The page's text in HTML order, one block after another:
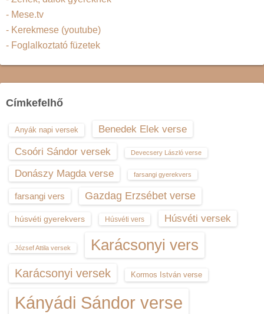
- Mese.tv
- Kerekmese (youtube)
- Foglalkoztató füzetek
Címkefelhő
Anyák napi versek
Benedek Elek verse
Csoóri Sándor versek
Devecsery László verse
Donászy Magda verse farsangi gyerekvers
farsangi vers Gazdag Erzsébet verse
húsvéti gyerekvers Húsvéti vers Húsvéti versek
József Attila versek Karácsonyi vers
Karácsonyi versek Kormos István verse
Kányádi Sándor verse